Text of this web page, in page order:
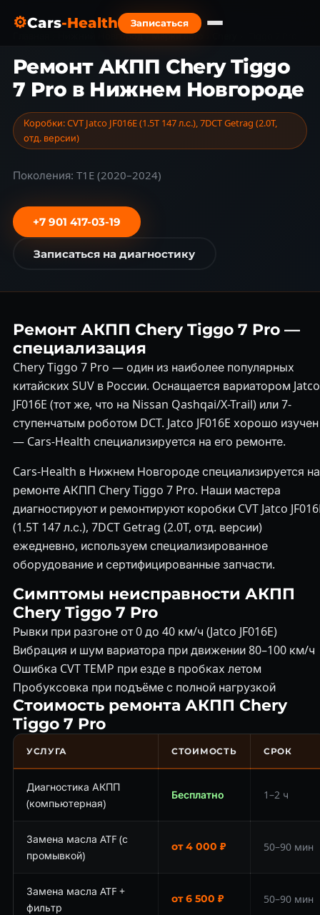
⚙Cars-Health Записаться
Нижний Новгород › Марки авто
Ремонт АКПП Chery Tiggo
7 Pro в Нижнем Новгороде
Коробки: CVT Jatco JF016E (1.5T 147 л.с.), 7DCT Getrag (2.0T,
отд. версии)
Поколения: T1E (2020–2024)
+7 901 417-03-19
Записаться на диагностику
Ремонт АКПП Chery Tiggo 7 Pro —
специализация
Chery Tiggo 7 Pro — один из наиболее популярных
китайских SUV в России. Оснащается вариатором Jatco
JF016E (тот же, что на Nissan Qashqai/X-Trail) или 7-
ступенчатым роботом DCT. Jatco JF016E хорошо изучен
— Cars-Health специализируется на его ремонте.
Cars-Health в Нижнем Новгороде специализируется на
ремонте АКПП Chery Tiggo 7 Pro. Наши мастера
диагностируют и ремонтируют коробки CVT Jatco
(1.5T 147 л.с.), 7DCT Getrag (2.0T, отд. версии)
ежедневно, используем специализированное
оборудование и сертифицированные запчасти.
Симптомы неисправности АКПП
Chery Tiggo 7 Pro
Рывки при разгоне от 0 до 40 км/ч (Jatco JF016E)
Вибрация и шум вариатора при движении 80–100 км/ч
Ошибка CVT TEMP при езде в пробках летом
Пробуксовка при подъёме с полной нагрузкой
Стоимость ремонта АКПП Chery
Tiggo 7 Pro
УСЛУГА СТОИМОСТЬ СРОК
Диагностика АКПП
(компьютерная)
Бесплатно 1–2 ч
Замена масла ATF (с
промывкой)
от 4 000 ₽ 50–90 мин
Замена масла ATF +
фильтр
от 6 500 ₽ 50–90 мин